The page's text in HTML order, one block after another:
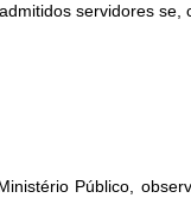
servidores se,
Público,